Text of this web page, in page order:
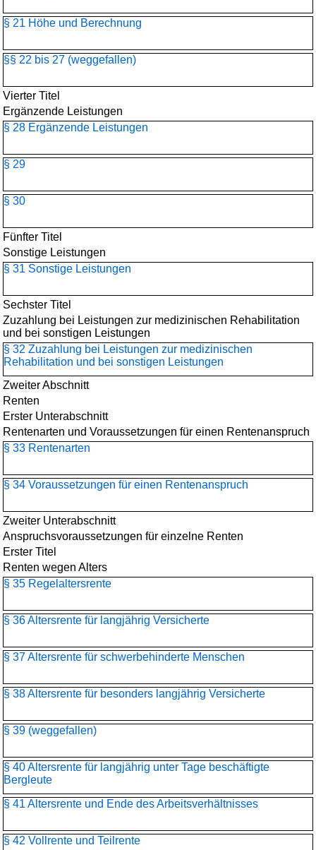
§ 21 Höhe und Berechnung
§§ 22 bis 27 (weggefallen)
Vierter Titel
Ergänzende Leistungen
§ 28 Ergänzende Leistungen
§ 29
§ 30
Fünfter Titel
Sonstige Leistungen
§ 31 Sonstige Leistungen
Sechster Titel
Zuzahlung bei Leistungen zur medizinischen Rehabilitation
und bei sonstigen Leistungen
§ 32 Zuzahlung bei Leistungen zur medizinischen
Rehabilitation und bei sonstigen Leistungen
Zweiter Abschnitt
Renten
Erster Unterabschnitt
Rentenarten und Voraussetzungen für einen Rentenanspruch
§ 33 Rentenarten
§ 34 Voraussetzungen für einen Rentenanspruch
Zweiter Unterabschnitt
Anspruchsvoraussetzungen für einzelne Renten
Erster Titel
Renten wegen Alters
§ 35 Regelaltersrente
§ 36 Altersrente für langjährig Versicherte
§ 37 Altersrente für schwerbehinderte Menschen
§ 38 Altersrente für besonders langjährig Versicherte
§ 39 (weggefallen)
§ 40 Altersrente für langjährig unter Tage beschäftigte
Bergleute
§ 41 Altersrente und Ende des Arbeitsverhältnisses
§ 42 Vollrente und Teilrente